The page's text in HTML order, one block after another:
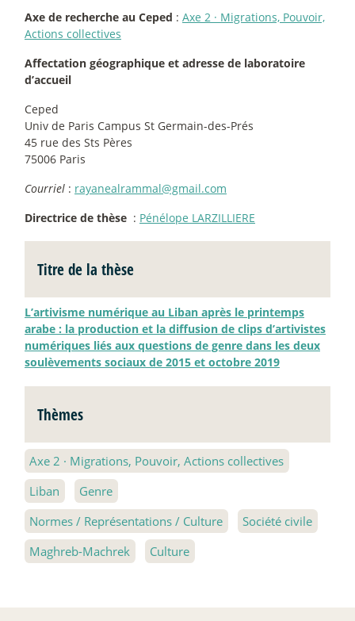
Axe de recherche au Ceped : Axe 2 · Migrations, Pouvoir,
Actions collectives
Affectation géographique et adresse de laboratoire
d’accueil
Ceped
Univ de Paris Campus St Germain-des-Prés
45 rue des Sts Pères
75006 Paris
Courriel : rayanealrammal@gmail.com
Directrice de thèse : Pénélope LARZILLIERE
Titre de la thèse
L’artivisme numérique au Liban après le printemps
arabe : la production et la diffusion de clips d’artivistes
numériques liés aux questions de genre dans les deux
soulèvements sociaux de 2015 et octobre 2019
Thèmes
Axe 2 · Migrations, Pouvoir, Actions collectives
Liban
Genre
Normes / Représentations / Culture
Société civile
Maghreb-Machrek
Culture